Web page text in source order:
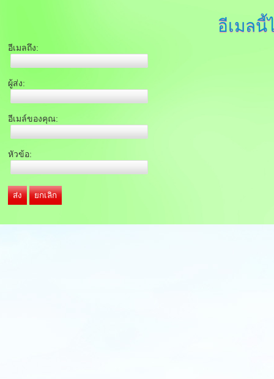
อีเมลนี้
อีเมลถึง:
ผู้ส่ง:
อีเมล์ของคุณ:
หัวข้อ:
ส่ง ยกเลิก